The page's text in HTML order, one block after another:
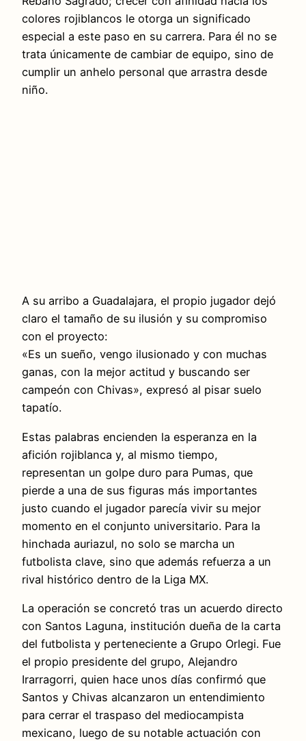
colores rojiblancos le otorga un significado
especial a este paso en su carrera. Para él no se
trata únicamente de cambiar de equipo, sino de
cumplir un anhelo personal que arrastra desde
niño.
A su arribo a Guadalajara, el propio jugador dejó
claro el tamaño de su ilusión y su compromiso
con el proyecto:
«Es un sueño, vengo ilusionado y con muchas
ganas, con la mejor actitud y buscando ser
campeón con Chivas», expresó al pisar suelo
tapatío.
Estas palabras encienden la esperanza en la
afición rojiblanca y, al mismo tiempo,
representan un golpe duro para Pumas, que
pierde a una de sus figuras más importantes
justo cuando el jugador parecía vivir su mejor
momento en el conjunto universitario. Para la
hinchada auriazul, no solo se marcha un
futbolista clave, sino que además refuerza a un
rival histórico dentro de la Liga MX.
La operación se concretó tras un acuerdo directo
con Santos Laguna, institución dueña de la carta
del futbolista y perteneciente a Grupo Orlegi. Fue
el propio presidente del grupo, Alejandro
Irarragorri, quien hace unos días confirmó que
Santos y Chivas alcanzaron un entendimiento
para cerrar el traspaso del mediocampista
mexicano, luego de su notable actuación con